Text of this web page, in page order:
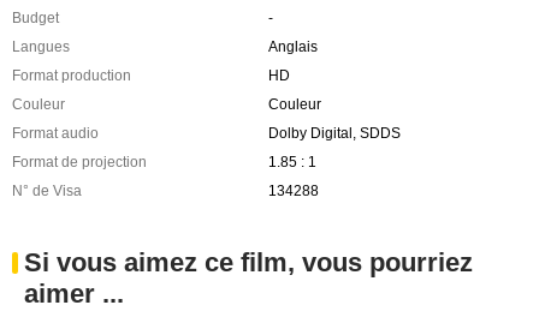
Budget
-
Langues
Anglais
Format production
HD
Couleur
Couleur
Format audio
Dolby Digital, SDDS
Format de projection
1.85 : 1
N° de Visa
134288
Si vous aimez ce film, vous pourriez
aimer ...